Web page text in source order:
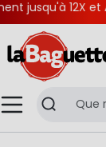
jusqu'à 12X et
Menu